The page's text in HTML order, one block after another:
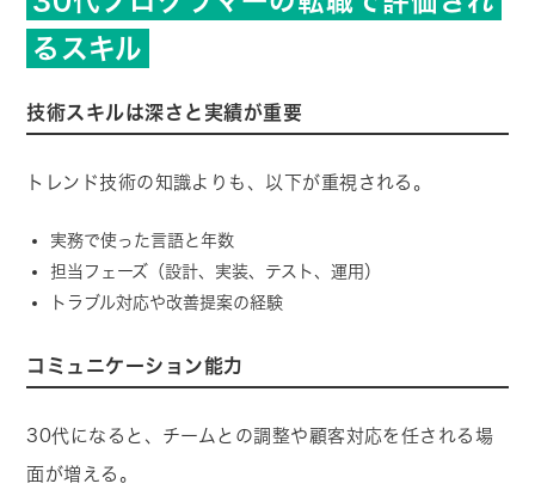
るスキル
技術スキルは深さと実績が重要
トレンド技術の知識よりも、以下が重視される。
実務で使った言語と年数
担当フェーズ（設計、実装、テスト、運用）
トラブル対応や改善提案の経験
コミュニケーション能力
30代になると、チームとの調整や顧客対応を任される場
面が増える。